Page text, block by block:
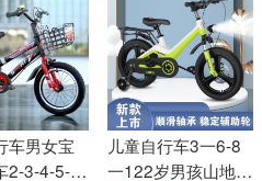
车男女宝
2-3-4-5-6-
儿童自行车3一6-8
一122岁男孩山地车